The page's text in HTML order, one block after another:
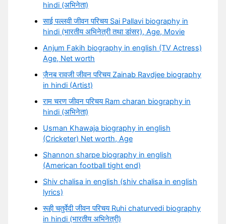
hindi (अभिनेता)
साई पल्लवी जीवन परिचय Sai Pallavi biography in
hindi (भारतीय अभिनेत्री तथा डांसर), Age, Movie
Anjum Fakih biography in english (TV Actress)
Age, Net worth
ज़ैनब रावजी जीवन परिचय Zainab Ravdjee biography
in hindi (Artist)
राम चरण जीवन परिचय Ram charan biography in
hindi (अभिनेता)
Usman Khawaja biography in english
(Cricketer) Net worth, Age
Shannon sharpe biography in english
(American football tight end)
Shiv chalisa in english (shiv chalisa in english
lyrics)
रूही चतुर्वेदी जीवन परिचय Ruhi chaturvedi biography
in hindi (भारतीय अभिनेत्री)